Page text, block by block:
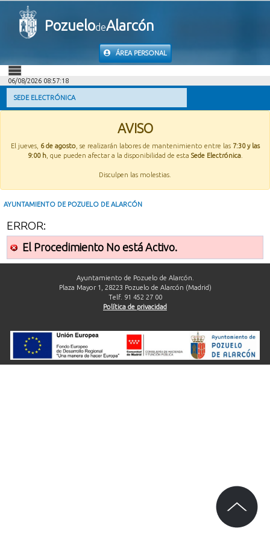
PozuelodeAlarcón
ÁREA PERSONAL
INICIO
INFORMACIÓN PÚBLICA
MI CARPETA
06/08/2026 08:57:18
SEDE ELECTRÓNICA
AVISO
El jueves, 6 de agosto, se realizarán labores de mantenimiento entre las 7:30 y las
9:00 h, que pueden afectar a la disponibilidad de esta Sede Electrónica.
Disculpen las molestias.
AYUNTAMIENTO DE POZUELO DE ALARCÓN
ERROR:
El Procedimiento No está Activo.
Ayuntamiento de Pozuelo de Alarcón.
Plaza Mayor 1, 28223 Pozuelo de Alarcón (Madrid)
Telf. 91 452 27 00
Política de privacidad